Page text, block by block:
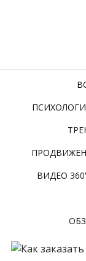
ВИДЕО